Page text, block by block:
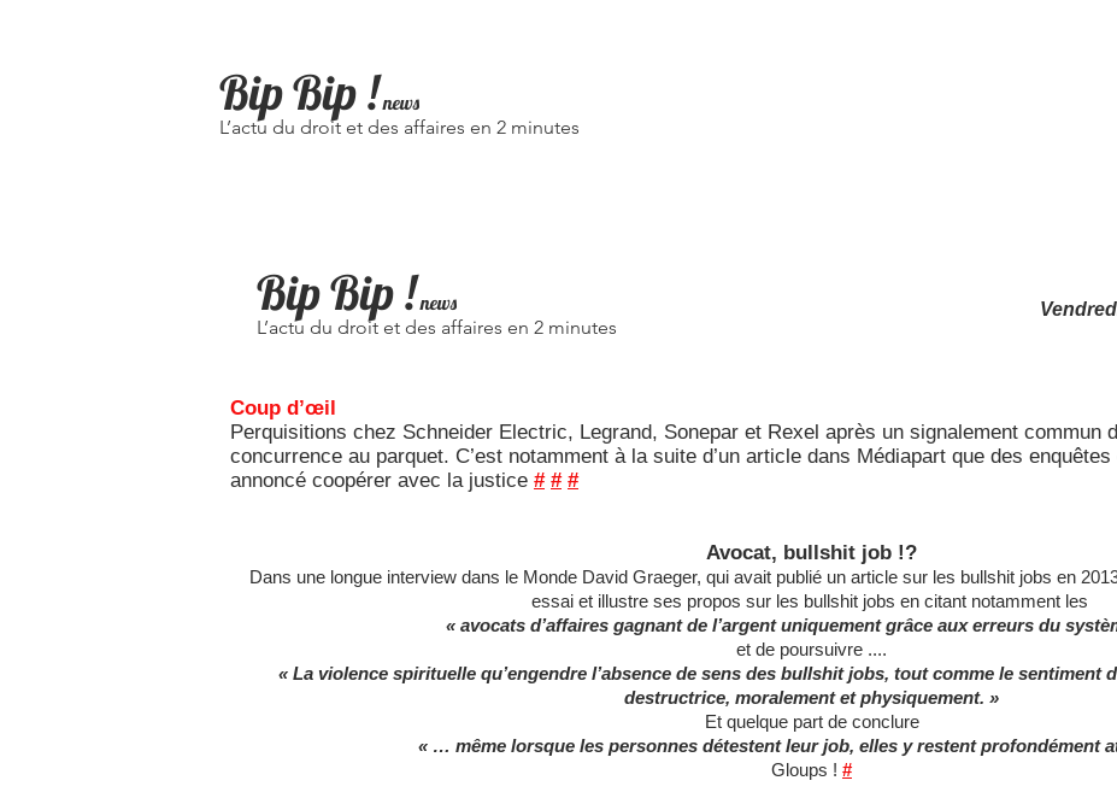
Bip Bip! news
L’actu du droit et des affaires en 2 minutes
Bip Bip ! news
L’actu du droit et des affaires en 2 minutes
Coup d’œil
Perquisitions chez Schneider Electric, Legrand, Sonepar et Rexel après un signalement commun
concurrence au parquet. C’est notamment à la suite d’un article dans Médiapart que des
annoncé coopérer avec la justice # # #
Avocat, bullshit job !?
Dans une longue interview dans le Monde David Graeger, qui avait publié un article sur les bullshit jobs en
essai et illustre ses propos sur les bullshit jobs en citant notamment les
« avocats d’affaires gagnant de l’argent uniquement grâce aux erreurs du
et de poursuivre ....
« La violence spirituelle qu’engendre l’absence de sens des bullshit jobs, tout comme le sentiment
destructrice, moralement et physiquement. »
Et quelque part de conclure
« … même lorsque les personnes détestent leur job, elles y restent profondément
Gloups ! #